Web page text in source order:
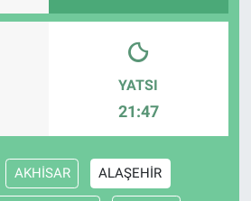
YATSI
21:47
AKHİSAR ALAŞEHİR